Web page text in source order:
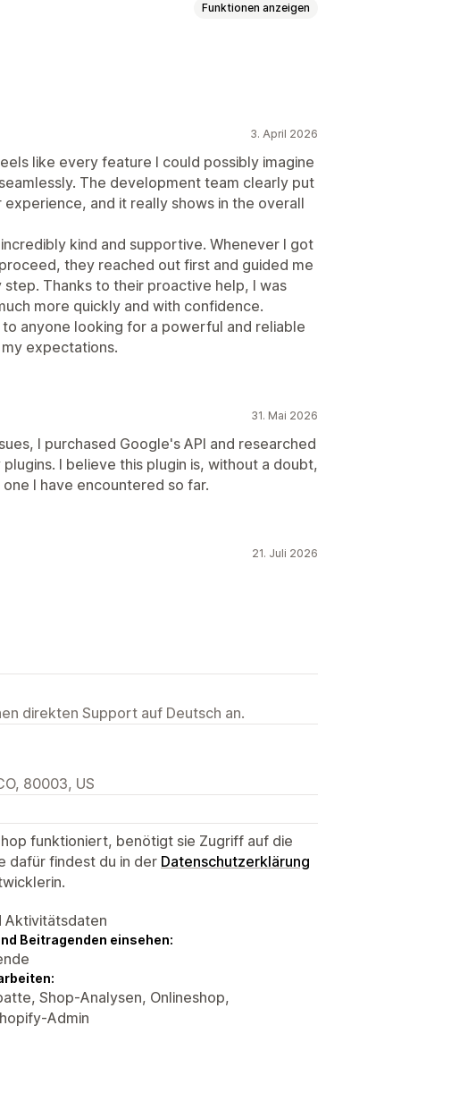
Funktionen anzeigen
von Übersetzungen Massenübersetzung
3. April 2026
like every feature I could possibly imagine
The development team clearly put
and it really shows in the overall
kind and supportive. Whenever I got
they reached out first and guided me
Thanks to their proactive help, I was
more quickly and with confidence.
anyone looking for a powerful and reliable
expectations.
31. Mai 2026
I purchased Google's API and researched
I believe this plugin is, without a doubt,
I have encountered so far.
21. Juli 2026
direkten Support auf Deutsch an.
80003, US
funktioniert, benötigt sie Zugriff auf die
dafür findest du in der Datenschutzerklärung
Aktivitätsdaten
Beitragenden einsehen:
Shop-Analysen, Onlineshop,
Admin